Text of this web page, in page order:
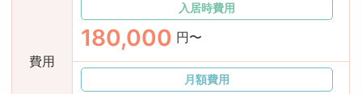
費用
入居時費用
180,000 円〜
月額費用